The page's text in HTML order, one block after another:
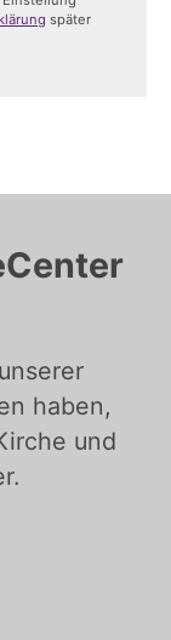
später
haben,
und